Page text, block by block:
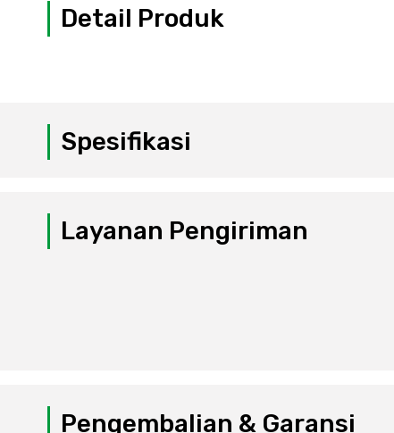
Detail Produk
Spesifikasi
Layanan Pengiriman
Pengembalian & Garansi